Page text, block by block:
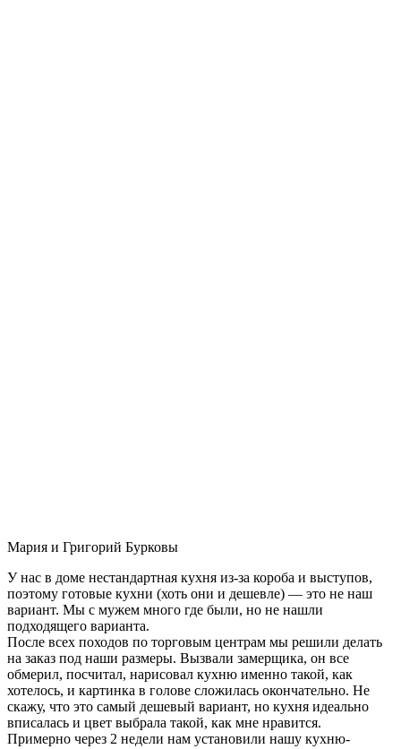
Мария и Григорий Бурковы
У нас в доме нестандартная кухня из-за короба и выступов,
поэтому готовые кухни (хоть они и дешевле) — это не наш
вариант. Мы с мужем много где были, но не нашли
подходящего варианта.
После всех походов по торговым центрам мы решили делать
на заказ под наши размеры. Вызвали замерщика, он все
обмерил, посчитал, нарисовал кухню именно такой, как
хотелось, и картинка в голове сложилась окончательно. Не
скажу, что это самый дешевый вариант, но кухня идеально
вписалась и цвет выбрала такой, как мне нравится.
Примерно через 2 недели нам установили нашу кухню-